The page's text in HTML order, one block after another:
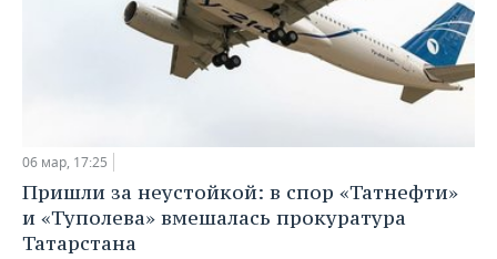
06 мар, 17:25
Пришли за неустойкой: в спор «Татнефти»
и «Туполева» вмешалась прокуратура
Татарстана